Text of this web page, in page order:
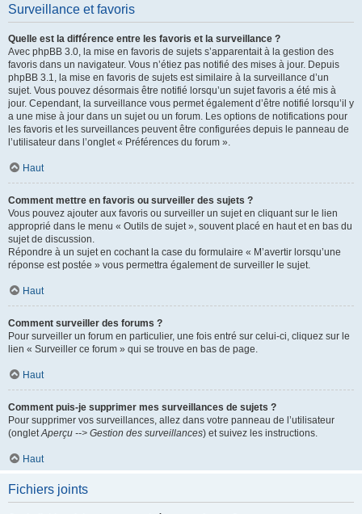
Surveillance et favoris
Quelle est la différence entre les favoris et la surveillance ?
Avec phpBB 3.0, la mise en favoris de sujets s’apparentait à la gestion des
favoris dans un navigateur. Vous n’étiez pas notifié des mises à jour. Depuis
phpBB 3.1, la mise en favoris de sujets est similaire à la surveillance d’un
sujet. Vous pouvez désormais être notifié lorsqu’un sujet favoris a été mis à
jour. Cependant, la surveillance vous permet également d’être notifié lorsqu’il y
a une mise à jour dans un sujet ou un forum. Les options de notifications pour
les favoris et les surveillances peuvent être configurées depuis le panneau de
l’utilisateur dans l’onglet « Préférences du forum ».
Haut
Comment mettre en favoris ou surveiller des sujets ?
Vous pouvez ajouter aux favoris ou surveiller un sujet en cliquant sur le lien
approprié dans le menu « Outils de sujet », souvent placé en haut et en bas du
sujet de discussion.
Répondre à un sujet en cochant la case du formulaire « M’avertir lorsqu’une
réponse est postée » vous permettra également de surveiller le sujet.
Haut
Comment surveiller des forums ?
Pour surveiller un forum en particulier, une fois entré sur celui-ci, cliquez sur le
lien « Surveiller ce forum » qui se trouve en bas de page.
Haut
Comment puis-je supprimer mes surveillances de sujets ?
Pour supprimer vos surveillances, allez dans votre panneau de l’utilisateur
(ongletAperçu --> Gestion des surveillances) et suivez les instructions.
Haut
Fichiers joints